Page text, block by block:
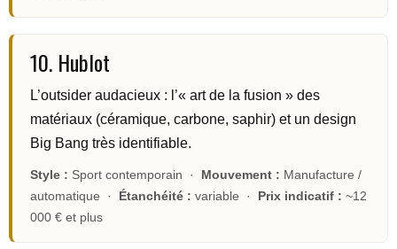
10. Hublot
L’outsider audacieux : l’« art de la fusion » des
matériaux (céramique, carbone, saphir) et un design
Big Bang très identifiable.
Style : Sport contemporain · Mouvement : Manufacture /
automatique · Étanchéité : variable · Prix indicatif : ~12
000 € et plus